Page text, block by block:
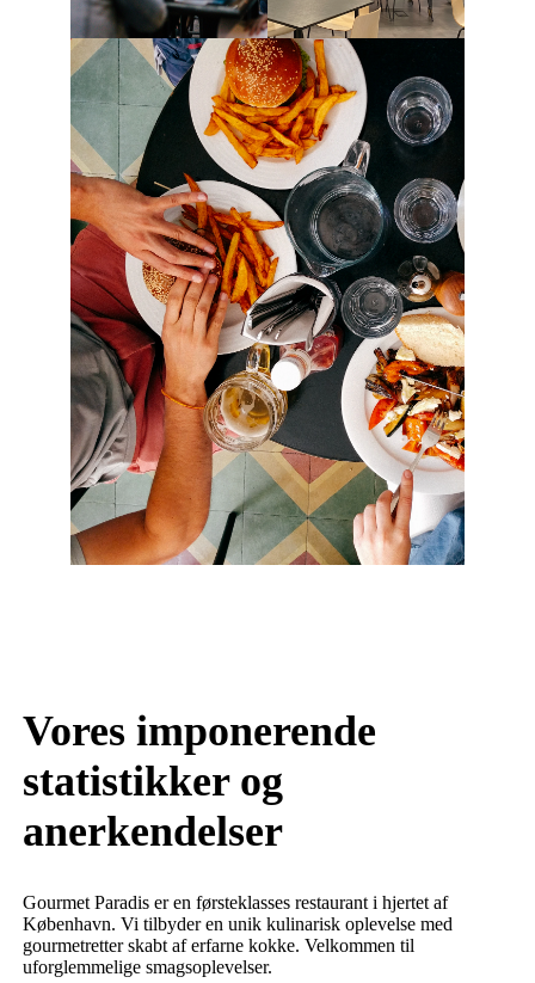
Vores imponerende
statistikker og
anerkendelser
Gourmet Paradis er en førsteklasses restaurant i hjertet af
København. Vi tilbyder en unik kulinarisk oplevelse med
gourmetretter skabt af erfarne kokke. Velkommen til
uforglemmelige smagsoplevelser.